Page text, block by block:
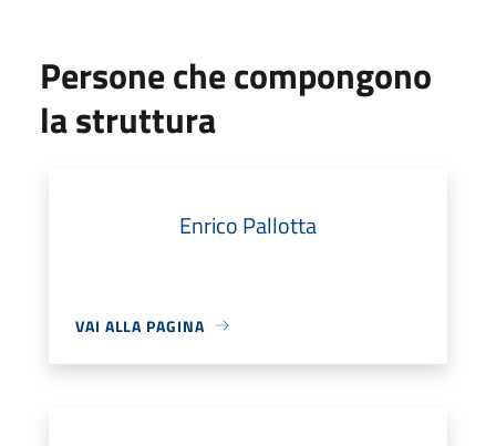
Persone che compongono
la struttura
Enrico Pallotta
VAI ALLA PAGINA